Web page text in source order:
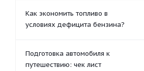
Как экономить топливо в
условиях дефицита бензина?
Подготовка автомобиля к
путешествию: чек лист